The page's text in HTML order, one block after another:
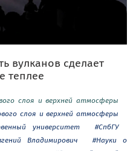
вулканов сделает
теплее
слоя и верхней атмосферы
слоя и верхней атмосферы
университет
#СпбГУ
Владимирович
#Науки о